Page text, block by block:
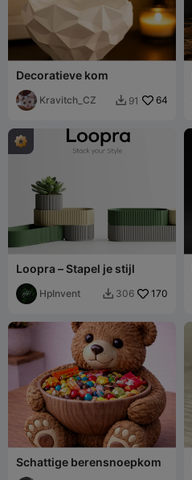
Decoratieve kom
Kravitch_CZ  91 64
Loopra – Stapel je stijl
HpInvent  306 170
Schattige berensnoepkom